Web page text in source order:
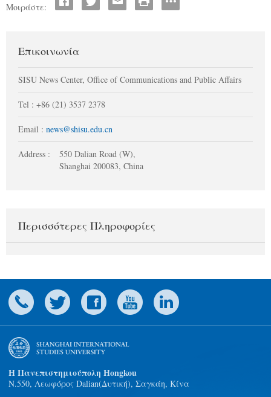
Μοιράστε:
Επικοινωνία
SISU News Center, Office of Communications and Public Affairs
Tel : +86 (21) 3537 2378
Email : news@shisu.edu.cn
Address :
550 Dalian Road (W),
Shanghai 200083, China
Περισσότερες Πληροφορίες
Η Πανεπιστημιούπολη Hongkou
N.550, Λεωφόρος Dalian(Δυτική), Σαγκάη, Κίνα